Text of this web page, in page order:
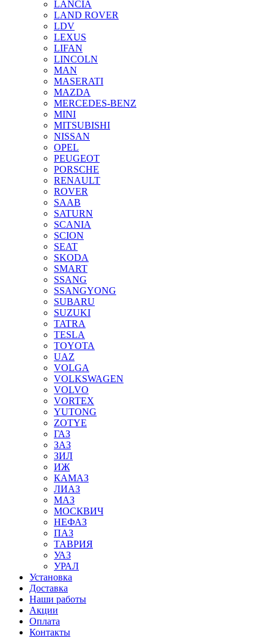
LANCIA
LAND ROVER
LDV
LEXUS
LIFAN
LINCOLN
MAN
MASERATI
MAZDA
MERCEDES-BENZ
MINI
MITSUBISHI
NISSAN
OPEL
PEUGEOT
PORSCHE
RENAULT
ROVER
SAAB
SATURN
SCANIA
SCION
SEAT
SKODA
SMART
SSANG
SSANGYONG
SUBARU
SUZUKI
TATRA
TESLA
TOYOTA
UAZ
VOLGA
VOLKSWAGEN
VOLVO
VORTEX
YUTONG
ZOTYE
ГАЗ
ЗАЗ
ЗИЛ
ИЖ
КАМАЗ
ЛИАЗ
МАЗ
МОСКВИЧ
НЕФАЗ
ПАЗ
ТАВРИЯ
УАЗ
УРАЛ
Установка
Доставка
Наши работы
Акции
Оплата
Контакты